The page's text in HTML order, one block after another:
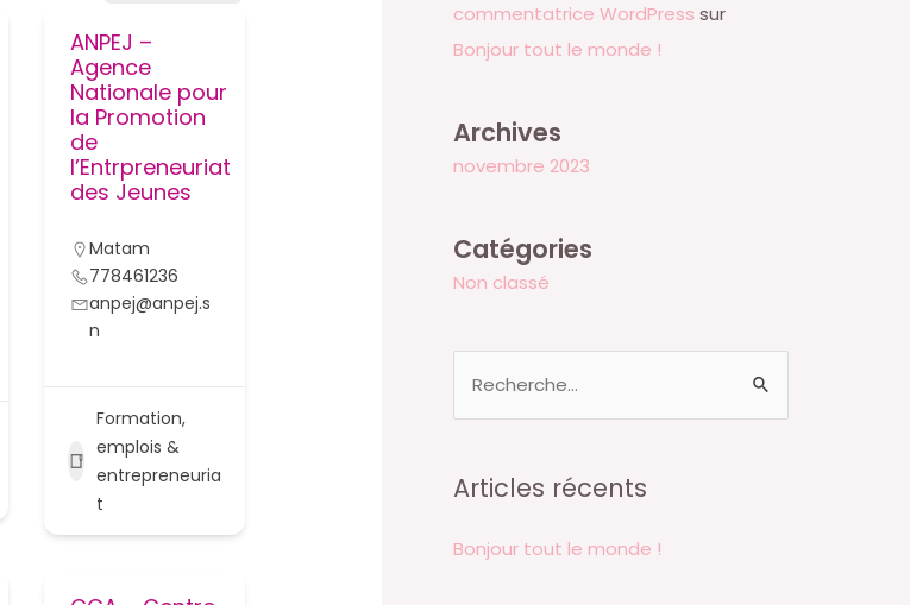
ANPEJ –
Agence
Nationale pour
la Promotion
de
l’Entrpreneuriat
des Jeunes
Matam
778461236
anpej@anpej.s
n
Formation,
emplois &
entrepreneuria
t
commentatrice WordPress sur
Bonjour tout le monde !
Archives
novembre 2023
Catégories
Non classé
e
h
Articles récents
Bonjour tout le monde !